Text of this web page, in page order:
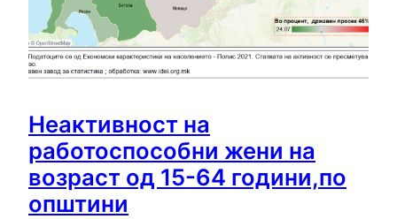
Неактивност на
работоспособни жени на
возраст од 15-64 години,по
општини